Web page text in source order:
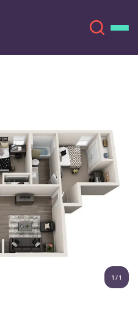
Língua
Español
Deutsch
French
1 /1